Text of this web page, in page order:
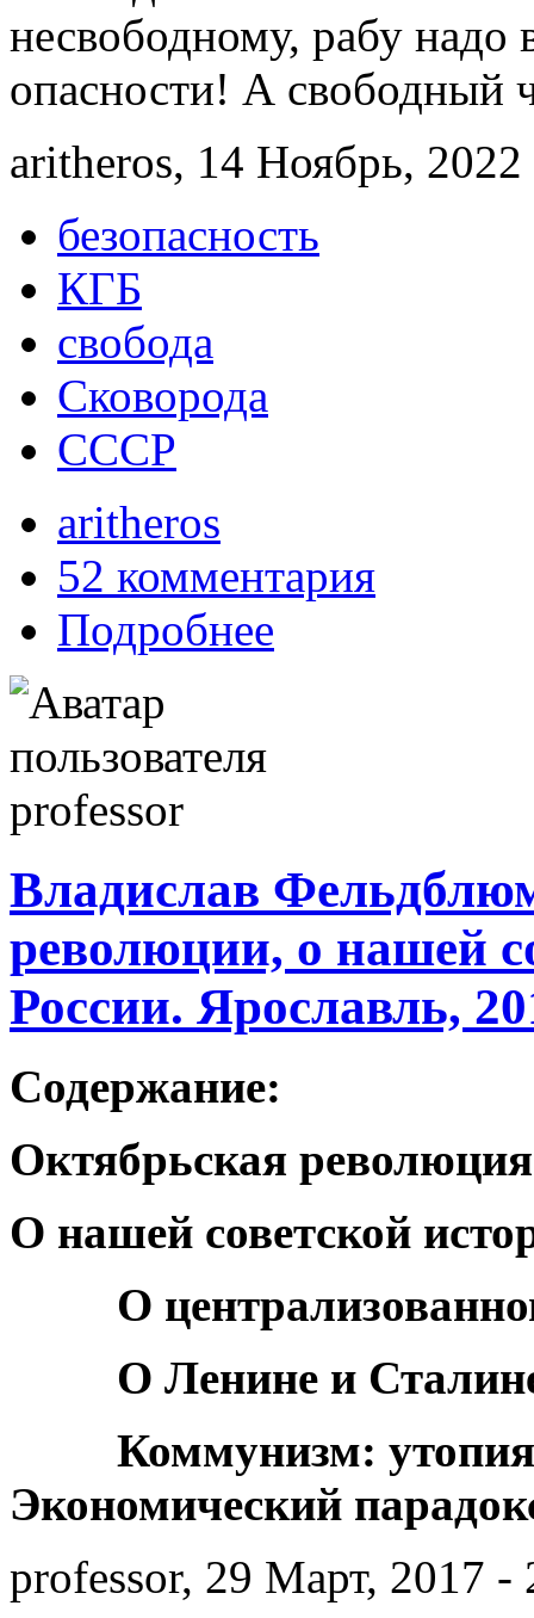
несвободному, рабу надо
опасности! А свободный
aritheros, 14 Ноябрь,
безопасность
КГБ
свобода
Сковорода
СССР
aritheros
52 комментария
Подробнее
Владислав
революции, о нашей
России. Ярославль,
Содержание:
Октябрьская революция
О нашей советской
О
О Ленине и
Коммунизм: утопия
Экономический
professor, 29 Март, 2017 -